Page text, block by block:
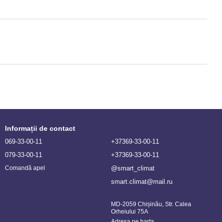
Informații de contact
069-33-00-11
079-33-00-11
Comandă apel
+37369-33-00-11
+37369-33-00-11
@smart_climat
smart.climat@mail.ru
MD-2059 Chișinău, Str. Calea
Orheiului 75A